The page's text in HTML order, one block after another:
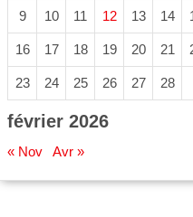
février 2026
9 10 11 12 13 14
16 17 18 19 20 21
23 24 25 26 27 28
« Nov Avr »